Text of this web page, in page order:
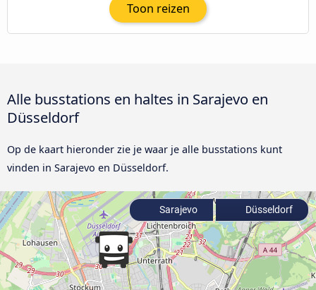
Toon reizen
Alle busstations en haltes in Sarajevo en
Düsseldorf
Op de kaart hieronder zie je waar je alle busstations kunt
vinden in Sarajevo en Düsseldorf.
Sarajevo Düsseldorf